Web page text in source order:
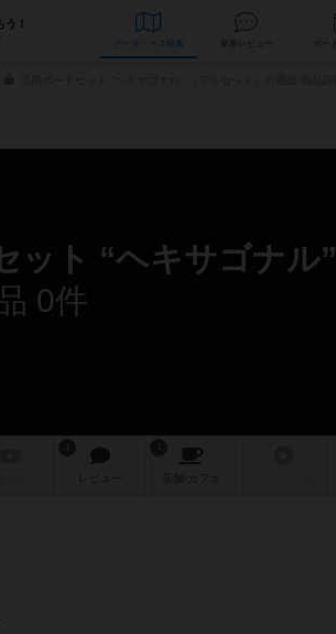
！
データベース
ット “ヘキサゴナル”
0件
店舗/ カフェ